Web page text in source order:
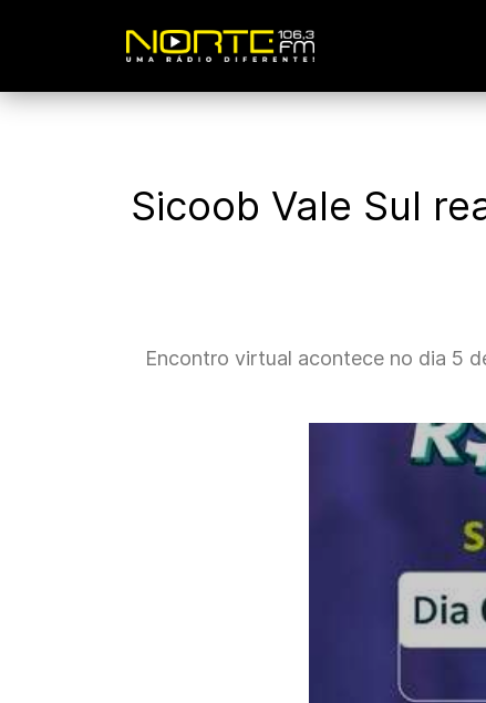
Sicoob Vale Sul
Encontro virtual acontece no dia 5